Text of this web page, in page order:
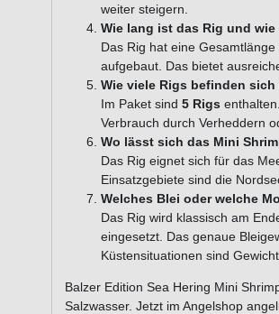
weiter steigern.
Wie lang ist das Rig und
Das Rig hat eine Gesamtlänge
aufgebaut. Das bietet
Wie viele Rigs befinden
Im Paket sind 5 Rigs
Verbrauch durch Verheddern
Wo lässt sich das Mini
Das Rig eignet sich für das
Einsatzgebiete sind die
Welches Blei oder welche
Das Rig wird klassisch am
eingesetzt. Das genaue
Küstensituationen sind
Balzer Edition Sea Hering Mini
Salzwasser. Jetzt im Angelshop